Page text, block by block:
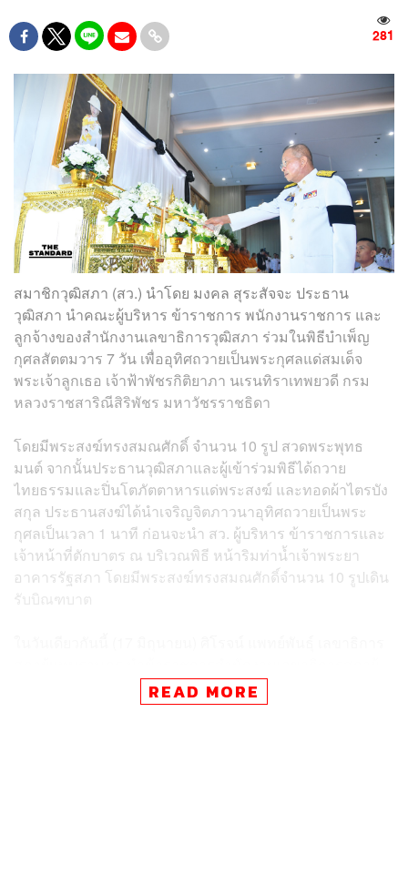
281
สมาชิกวุฒิสภา (สว.) นำโดย มงคล สุระสัจจะ ประธาน
วุฒิสภา นำคณะผู้บริหาร ข้าราชการ พนักงานราชการ และ
ลูกจ้างของสำนักงานเลขาธิการวุฒิสภา ร่วมในพิธีบำเพ็ญ
กุศลสัตตมวาร 7 วัน เพื่ออุทิศถวายเป็นพระกุศลแด่สมเด็จ
พระเจ้าลูกเธอ เจ้าฟ้าพัชรกิติยาภา นเรนทิราเทพยวดี กรม
หลวงราชสาริณีสิริพัชร มหาวัชรราชธิดา
โดยมีพระสงฆ์ทรงสมณศักดิ์ จำนวน 10 รูป สวดพระพุทธ
มนต์ จากนั้นประธานวุฒิสภาและผู้เข้าร่วมพิธีได้ถวาย
ไทยธรรมและปิ่นโตภัตตาหารแด่พระสงฆ์ และทอดผ้าไตรบัง
สกุล ประธานสงฆ์ได้นำเจริญจิตภาวนาอุทิศถวายเป็นพระ
กุศลเป็นเวลา 1 นาที ก่อนจะนำ สว. ผู้บริหาร ข้าราชการและ
เจ้าหน้าที่ตักบาตร ณ บริเวณพิธี หน้าริมท่าน้ำเจ้าพระยา
อาคารรัฐสภา โดยมีพระสงฆ์ทรงสมณศักดิ์จำนวน 10 รูปเดิน
รับบิณฑบาต
แทนราษฎร จัดพิธีบำเพ็ญกุศลเพื่ออุทิศถวายในวาระครบ 7
วัน หรือ สัตตมวารการสิ้นพระชนม์ของสมเด็จพระเจ้าลูกเธอ
READ MORE